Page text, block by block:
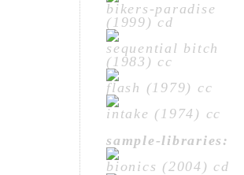
bikers-paradise
(1999) cd
sequential bitch
(1983) cc
flash (1979) cc
intake (1974) cc
sample-libraries:
bionics (2004) cd